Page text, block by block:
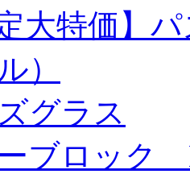
定大特価】
）
グラス
ブロック